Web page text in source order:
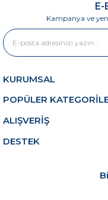
en güzel
bir araya getiren bu
verecek bir araçtır.
yoldaştır. 150 metre
sunan bu misina, balık
görünüm sunarak
Kampanya ve
KURUMSAL
POPÜLER
ALIŞVERİŞ
DESTEK